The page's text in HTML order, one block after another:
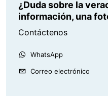
¿Duda sobre la
información, una
Contáctenos
WhatsApp
Correo electrónico